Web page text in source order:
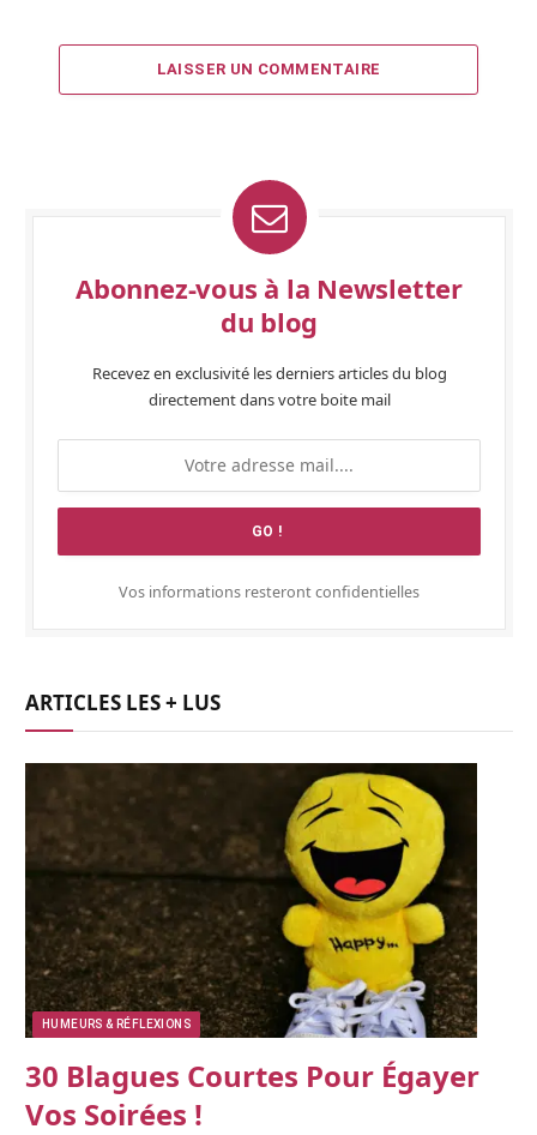
LAISSER UN COMMENTAIRE
Abonnez-vous à la Newsletter
du blog
Recevez en exclusivité les derniers articles du blog
directement dans votre boite mail
Vos informations resteront confidentielles
ARTICLES LES + LUS
HUMEURS & RÉFLEXIONS
30 Blagues Courtes Pour Égayer
Vos Soirées !